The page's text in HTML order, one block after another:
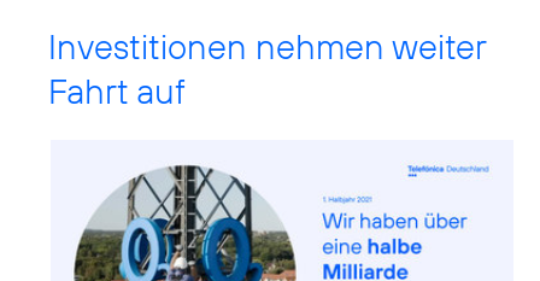
Investitionen nehmen weiter
Fahrt auf